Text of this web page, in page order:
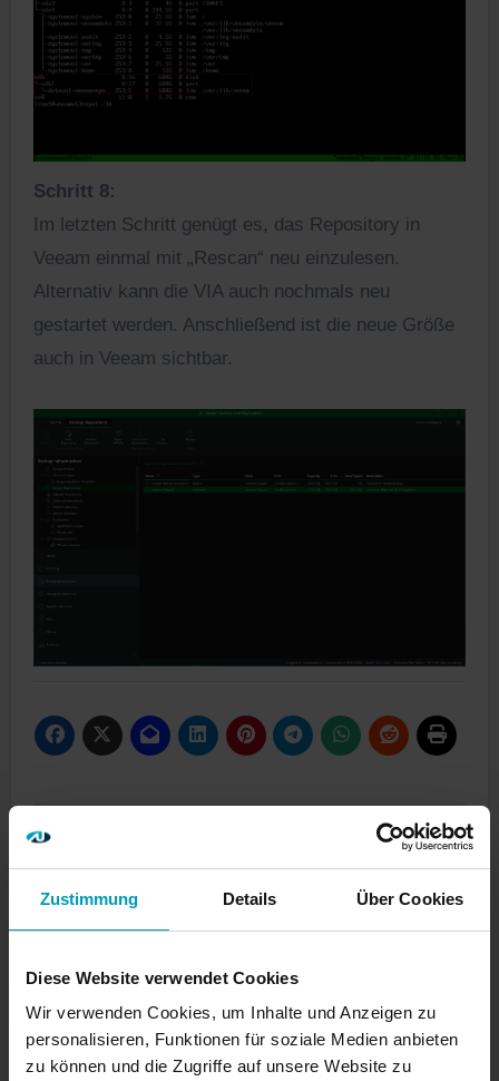
Zustimmung Details Über Cookies
Diese Website verwendet Cookies
Wir verwenden Cookies, um Inhalte und Anzeigen zu
personalisieren, Funktionen für soziale Medien anbieten
zu können und die Zugriffe auf unsere Website zu
Schritt 8:
Im letzten Schritt genügt es, das Repository in
Veeam einmal mit „Rescan“ neu einzulesen.
Alternativ kann die VIA auch nochmals neu
gestartet werden. Anschließend ist die neue Größe
auch in Veeam sichtbar.
Beitragsnavigation
Veeam 13.1 SnapLock